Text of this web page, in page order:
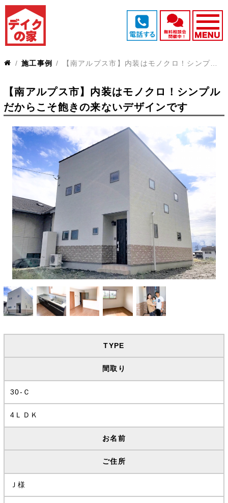
施工事例 【南アルプス市】内装はモノクロ！シンプルだからこそ飽きの来ないデザインです
【南アルプス市】内装はモノクロ！シンプル
だからこそ飽きの来ないデザインです
TYPE
間取り
30-Ｃ
4ＬＤＫ
お名前
ご住所
Ｊ様